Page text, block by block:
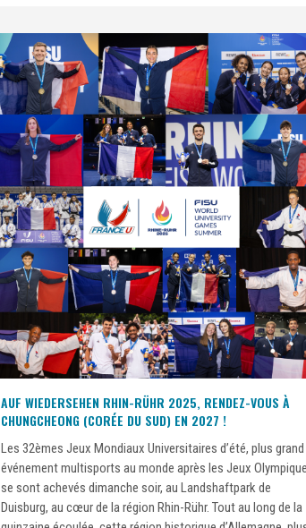
AUF WIEDERSEHEN RHIN-RÜHR 2025, RENDEZ-VOUS À
CHUNGCHEONG (CORÉE DU SUD) EN 2027 !
Les 32èmes Jeux Mondiaux Universitaires d’été, plus grand
événement multisports au monde après les Jeux
se sont achevés dimanche soir, au Landshaftpark de
Duisburg, au cœur de la région Rhin-Rühr. Tout au long de la